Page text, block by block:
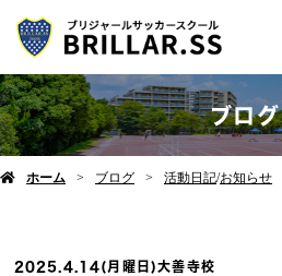
ブログ
ホーム ブログ 活動日記/お知らせ
2025.4.14(月曜日)大善寺校